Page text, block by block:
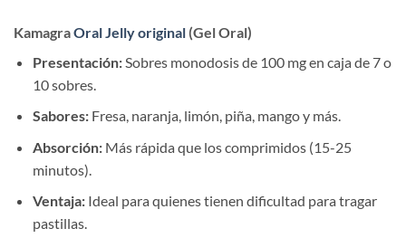
KamagraOral Jelly original (Gel Oral)
Presentación:Sobres monodosis de 100 mg en caja de 7 o
10 sobres.
Sabores:Fresa, naranja, limón, piña, mango y más.
Absorción:Más rápida que los comprimidos (15-25
minutos).
Ventaja:Ideal para quienes tienen dificultad para tragar
pastillas.